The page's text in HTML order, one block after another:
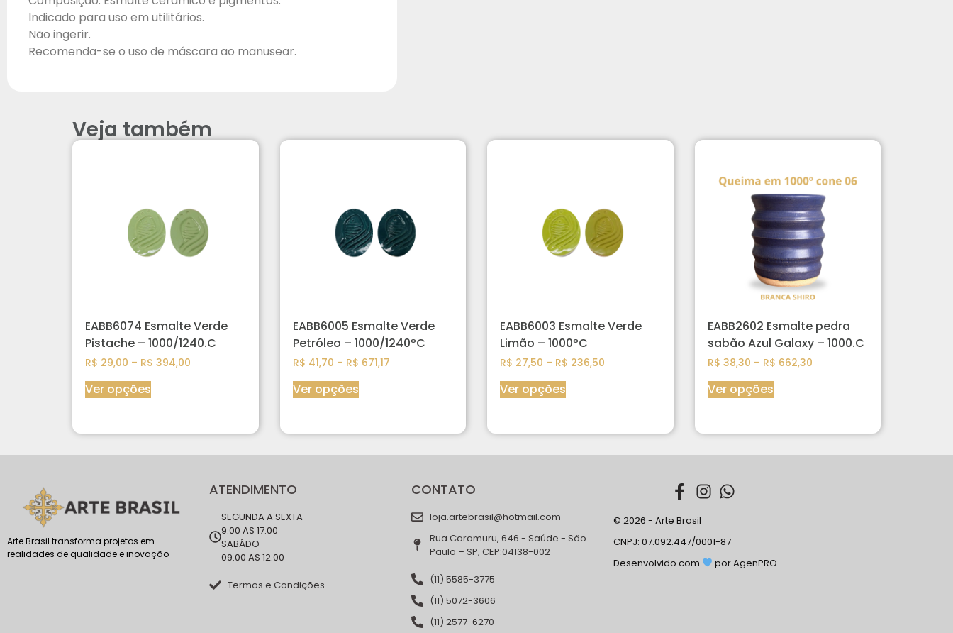
Indicado para uso em utilitários.
Não ingerir.
Recomenda-se o uso de máscara ao manusear.
Veja também
EABB6074 Esmalte Verde
Pistache – 1000/1240.C
R$ 29,00 – R$ 394,00
Ver opções
EABB6005 Esmalte Verde
Petróleo – 1000/1240ºC
R$ 41,70 – R$ 671,17
Ver opções
EABB6003 Esmalte Verde
Limão – 1000ºC
R$ 27,50 – R$ 236,50
Ver opções
EABB2602 Esmalte pedra
sabão Azul Galaxy – 1000.C
R$ 38,30 – R$ 662,30
Ver opções
Arte Brasil transforma projetos em
realidades de qualidade e inovação
ATENDIMENTO
SEGUNDA A SEXTA
9:00 AS 17:00
SABÁDO
09:00 AS 12:00
Termos e Condições
CONTATO
loja.artebrasil@hotmail.com
Rua Caramuru, 646 - Saúde - São
Paulo – SP, CEP:04138-002
(11) 5585-3775
(11) 5072-3606
(11) 2577-6270
© 2026 - Arte Brasil
CNPJ: 07.092.447/0001-87
Desenvolvido com
por AgenPRO